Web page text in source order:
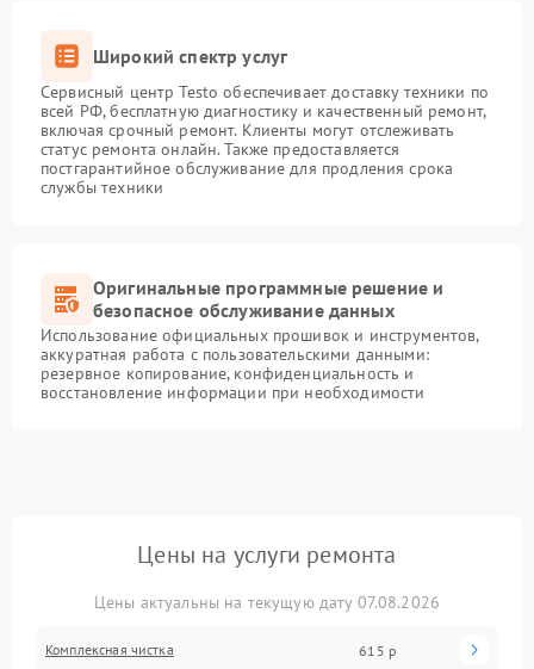
Широкий спектр услуг
Сервисный центр Testo обеспечивает доставку техники по
всей РФ, бесплатную диагностику и качественный ремонт,
включая срочный ремонт. Клиенты могут отслеживать
статус ремонта онлайн. Также предоставляется
постгарантийное обслуживание для продления срока
службы техники
Оригинальные программные решение и
безопасное обслуживание данных
Использование официальных прошивок и инструментов,
аккуратная работа с пользовательскими данными:
резервное копирование, конфиденциальность и
восстановление информации при необходимости
Цены на услуги ремонта
Цены актуальны на текущую дату 07.08.2026
Комплексная чистка 615 р